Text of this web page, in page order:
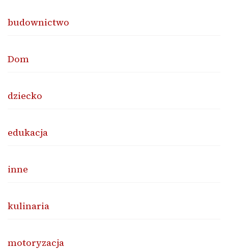
budownictwo
Dom
dziecko
edukacja
inne
kulinaria
motoryzacja